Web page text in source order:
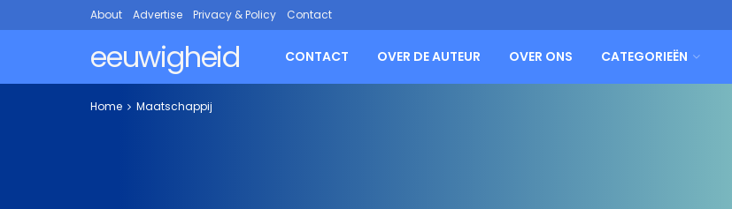
About Advertise Privacy & Policy Contact
eeuwigheid CONTACT OVER DE AUTEUR OVER ONS CATEGORIEËN
Home Maatschappij